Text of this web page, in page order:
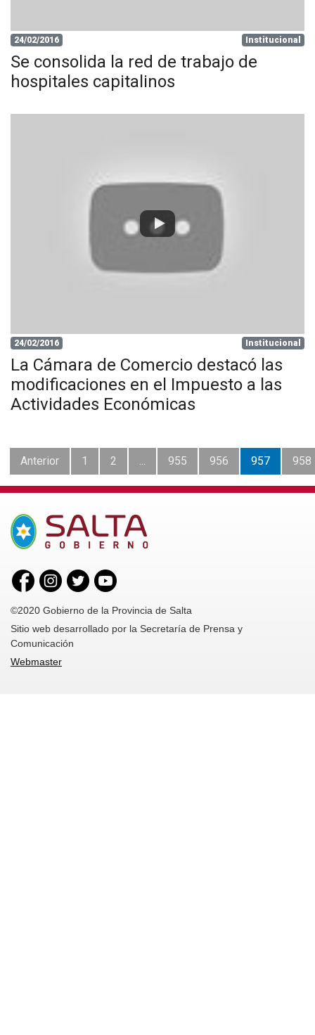
24/02/2016 Institucional
Se consolida la red de trabajo de
hospitales capitalinos
24/02/2016 Institucional
La Cámara de Comercio destacó las
modificaciones en el Impuesto a las
Actividades Económicas
Anterior 1 2 ... 955 956 957 958
©2020 Gobierno de la Provincia de Salta
Sitio web desarrollado por la Secretaría de Prensa y
Comunicación
Webmaster